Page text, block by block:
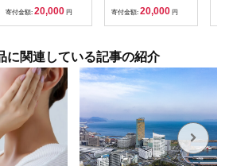
寄付金額: 20,000 円
【1419800】
寄付金額: 20,000 円
に関連している記事の紹介